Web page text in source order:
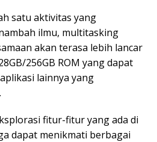
satu aktivitas yang
ilmu, multitasking
akan terasa lebih lancar
256GB ROM yang dapat
lainnya yang
fitur-fitur yang ada di
dapat menikmati berbagai